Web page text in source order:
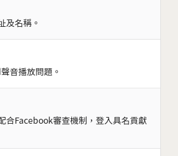
及名稱。
音播放問題。
合Facebook審查機制，登入具名貢獻